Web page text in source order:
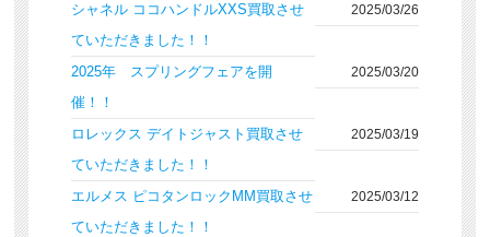
シャネル ココハンドルXXS買取させ
ていただきました！！
2025/03/26
2025年 スプリングフェアを開
催！！
2025/03/20
ロレックス デイトジャスト買取させ
ていただきました！！
2025/03/19
エルメス ピコタンロックMM買取させ
ていただきました！！
2025/03/12